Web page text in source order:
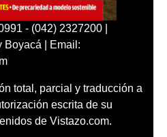
- (042) 2327200 |
Boyacá | Email:
total, parcial y traducción a
escrita de su
de Vistazo.com.